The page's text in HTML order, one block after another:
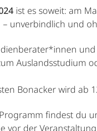
ist es soweit: am
unverbindlich und
Bonacker wird ab
findest du
vor der